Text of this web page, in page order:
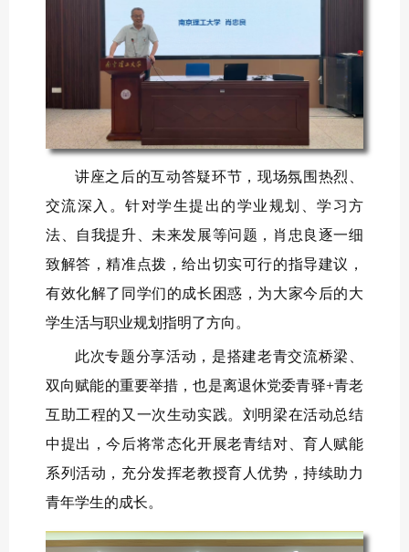
讲座之后的互动答疑环节，现场氛围热烈、
交流深入。针对学生提出的学业规划、学习方
法、自我提升、未来发展等问题，肖忠良逐一细
致解答，精准点拨，给出切实可行的指导建议，
有效化解了同学们的成长困惑，为大家今后的大
学生活与职业规划指明了方向。
此次专题分享活动，是搭建老青交流桥梁、
双向赋能的重要举措，也是离退休党委青驿+青老
互助工程的又一次生动实践。刘明梁在活动总结
中提出，今后将常态化开展老青结对、育人赋能
系列活动，充分发挥老教授育人优势，持续助力
青年学生的成长。